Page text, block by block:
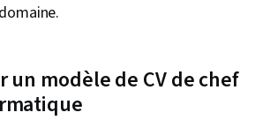
un modèle de CV de chef